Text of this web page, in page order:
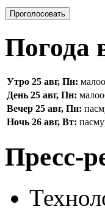
Погода
Утро 25 авг, Пн:
День 25 авг, Пн:
Вечер 25 авг, Пн:
Ночь 26 авг, Вт:
Пресс-